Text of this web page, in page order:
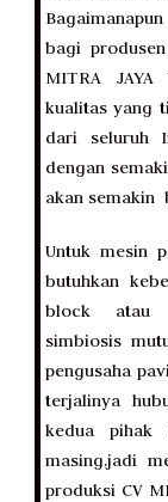
bagi
MITRA
kualitas yang
dari seluruh
dengan
akan semakin
Untuk mesin
butuhkan
block atau
simbiosis
pengusaha
terjalinya
kedua pihak
masing.jadi
produksi CV